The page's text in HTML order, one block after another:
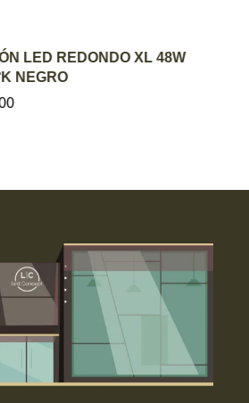
AL CARRITO
LED REDONDO XL 48W